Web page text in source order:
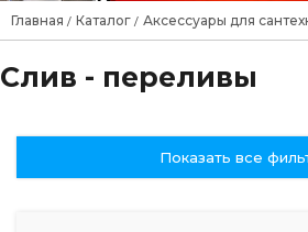
Главная / Каталог / Аксессуары для
Слив - переливы
Показать все